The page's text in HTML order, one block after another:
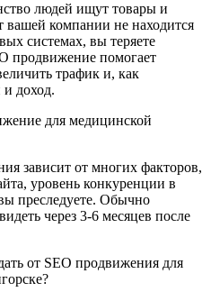
людей ищут товары и
вашей компании не находится
системах, вы теряете
продвижение помогает
трафик и, как
доход.
для медицинской
зависит от многих факторов,
уровень конкуренции в
преследуете. Обычно
через 3-6 месяцев после
от SEO продвижения для